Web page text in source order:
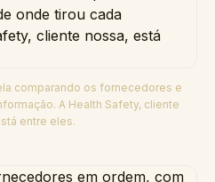
comparando os fornecedores e
A Health Safety, cliente
entre eles.